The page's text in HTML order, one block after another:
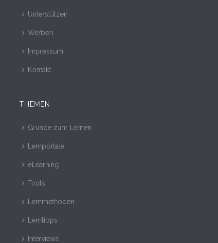
Unterstützen
Werben
Impressum
Kontakt
THEMEN
Gründe zum Lernen
Lernportale
eLearning
Tools
Lernmethoden
Lerntipps
Interviews